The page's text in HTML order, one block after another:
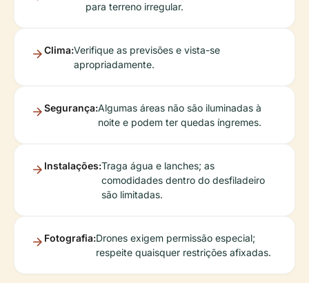
para terreno irregular.
Clima:Verifique as previsões e vista-se
apropriadamente.
Segurança:Algumas áreas não são iluminadas à
noite e podem ter quedas íngremes.
Instalações:Traga água e lanches; as
comodidades dentro do desfiladeiro
são limitadas.
Fotografia:Drones exigem permissão especial;
respeite quaisquer restrições afixadas.